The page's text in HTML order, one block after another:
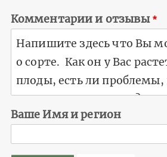
Комментарии и отзывы
Ваше Имя и регион